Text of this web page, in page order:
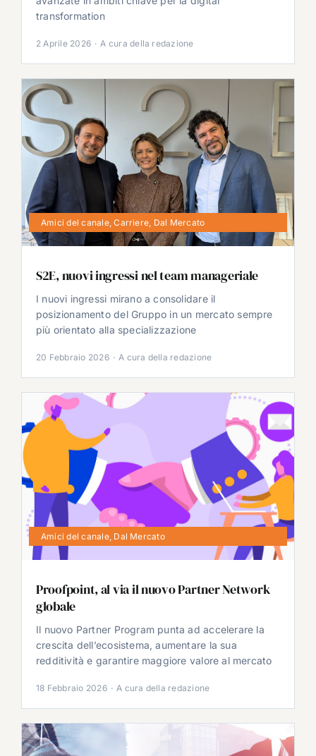
transformation
2 Aprile 2026 · A cura della redazione
Amici del canale,Carriere Dal Mercato
S2E, nuovi ingressi nel team manageriale
I nuovi ingressi mirano a consolidare il
posizionamento del Gruppo in un mercato sempre
più orientato alla specializzazione
20 Febbraio 2026 · A cura della redazione
Amici del canale, Dal Mercato
Proofpoint, al via il nuovo Partner Network
globale
Il nuovo Partner Program punta ad accelerare la
crescita dell’ecosistema, aumentare la sua
redditività e garantire maggiore valore al mercato
18 Febbraio 2026 · A cura della redazione